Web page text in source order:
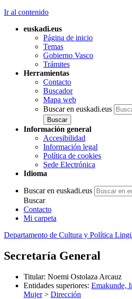
Ir al contenido
euskadi.eus
Página de inicio
Temas
Gobierno Vasco
Trámites
Herramientas
Contacto
Buscador
Mapa web
Buscar en euskadi.eus
Información general
Accesibilidad
Información legal
Política de cookies
Sede Electrónica
Idioma
Buscar en euskadi.eus
Buscar
Contacto
Mi carpeta
Departamento de Cultura y Política
Secretaría General
Titular: Noemi Ostolaza Arcauz
Entidades superiores: Emakunde,
Mujer> Dirección